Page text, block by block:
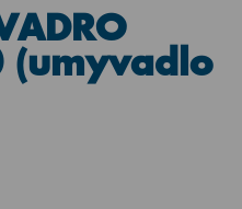
(umyvadlo